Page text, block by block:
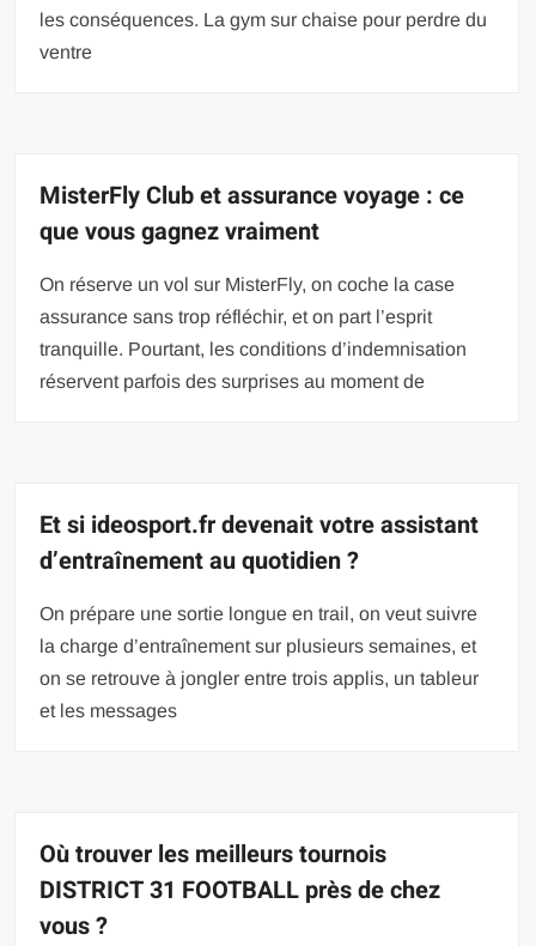
les conséquences. La gym sur chaise pour perdre du
ventre
MisterFly Club et assurance voyage : ce
que vous gagnez vraiment
On réserve un vol sur MisterFly, on coche la case
assurance sans trop réfléchir, et on part l’esprit
tranquille. Pourtant, les conditions d’indemnisation
réservent parfois des surprises au moment de
Et si ideosport.fr devenait votre assistant
d’entraînement au quotidien ?
On prépare une sortie longue en trail, on veut suivre
la charge d’entraînement sur plusieurs semaines, et
on se retrouve à jongler entre trois applis, un tableur
et les messages
Où trouver les meilleurs tournois
DISTRICT 31 FOOTBALL près de chez
vous ?